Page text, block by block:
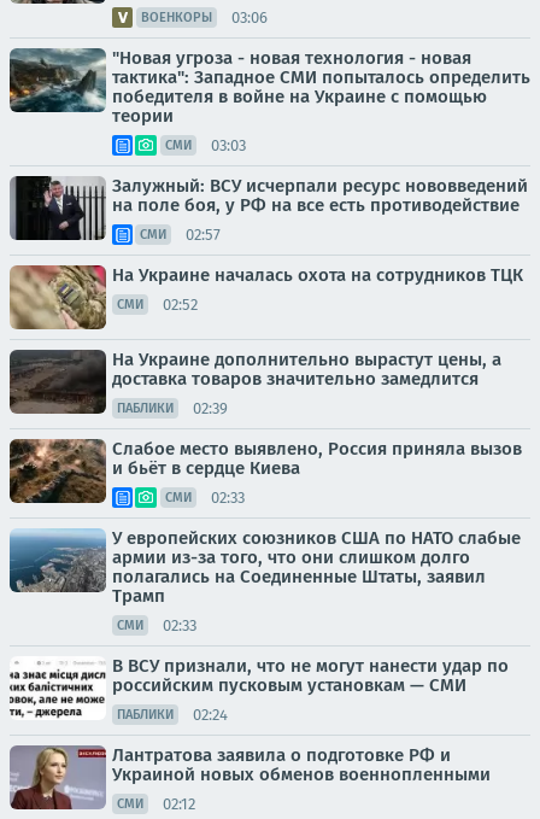
ВОЕНКОРЫ 03:06
"Новая угроза - новая технология - новая
тактика": Западное СМИ попыталось определить
победителя в войне на Украине с помощью
теории
СМИ 03:03
Залужный: ВСУ исчерпали ресурс нововведений
на поле боя, у РФ на все есть противодействие
СМИ 02:57
На Украине началась охота на сотрудников ТЦК
СМИ 02:52
На Украине дополнительно вырастут цены, а
доставка товаров значительно замедлится
ПАБЛИКИ 02:39
Слабое место выявлено, Россия приняла вызов
и бьёт в сердце Киева
СМИ 02:33
У европейских союзников США по НАТО слабые
армии из-за того, что они слишком долго
полагались на Соединенные Штаты, заявил
Трамп
СМИ 02:33
В ВСУ признали, что не могут нанести удар по
российским пусковым установкам — СМИ
ПАБЛИКИ 02:24
Лантратова заявила о подготовке РФ и
Украиной новых обменов военнопленными
СМИ 02:12